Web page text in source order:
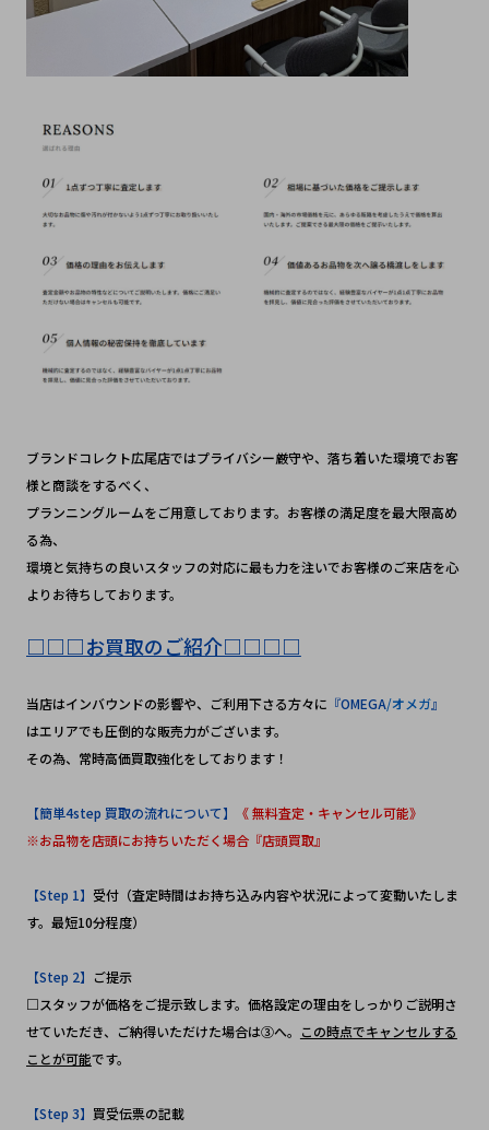
ブランドコレクト広尾店ではプライバシー厳守や、落ち着いた環境でお客
様と商談をするべく、
プランニングルームをご用意しております。お客様の満足度を最大限高め
る為、
環境と気持ちの良いスタッフの対応に最も力を注いでお客様のご来店を心
よりお待ちしております。
□□□お買取のご紹介□□□□
当店はインバウンドの影響や、ご利用下さる方々に 『OMEGA/オメガ』
はエリアでも圧倒的な販売力がございます。
その為、常時高価買取強化をしております！
【簡単4step 買取の流れについて】
《 無料査定・キャンセル可能》
※お品物を店頭にお持ちいただく場合『店頭買取』
【Step 1】 受付（査定時間はお持ち込み内容や状況によって変動いたしま
す。最短10分程度）
【Step 2】 ご提示
□スタッフが価格をご提示致します。価格設定の理由をしっかりご説明さ
せていただき、ご納得いただけた場合は③へ。 この時点でキャンセルする
ことが可能です。
【Step 3】 買受伝票の記載